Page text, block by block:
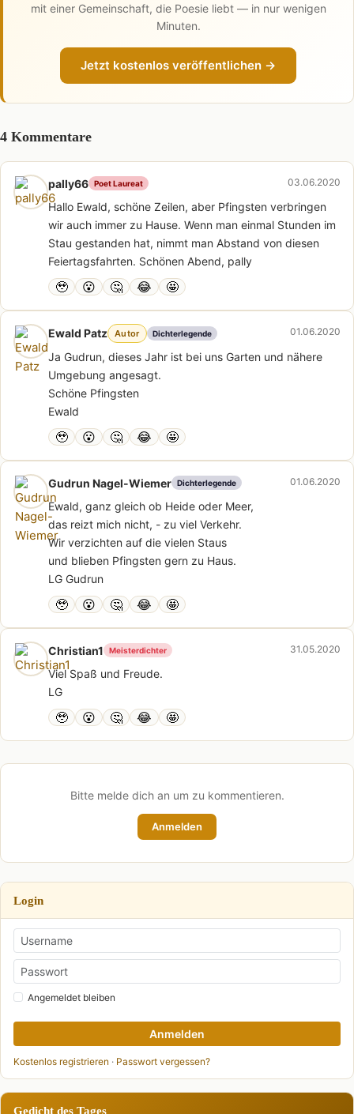
mit einer Gemeinschaft, die Poesie liebt — in nur wenigen
Minuten.
Jetzt kostenlos veröffentlichen →
4 Kommentare
pally66 Poet Laureat 03.06.2020
Hallo Ewald, schöne Zeilen, aber Pfingsten verbringen
wir auch immer zu Hause. Wenn man einmal Stunden im
Stau gestanden hat, nimmt man Abstand von diesen
Feiertagsfahrten. Schönen Abend, pally
🥹 😮 🤔 😂 🤩
Ewald Patz Autor Dichterlegende 01.06.2020
Ja Gudrun, dieses Jahr ist bei uns Garten und nähere
Umgebung angesagt.
Schöne Pfingsten
Ewald
🥹 😮 🤔 😂 🤩
Gudrun Nagel-Wiemer Dichterlegende 01.06.2020
Ewald, ganz gleich ob Heide oder Meer,
das reizt mich nicht, - zu viel Verkehr.
Wir verzichten auf die vielen Staus
und blieben Pfingsten gern zu Haus.
LG Gudrun
🥹 😮 🤔 😂 🤩
Christian1 Meisterdichter 31.05.2020
Viel Spaß und Freude.
LG
🥹 😮 🤔 😂 🤩
Bitte melde dich an um zu kommentieren.
Anmelden
Login
Angemeldet bleiben
Anmelden
Kostenlos registrieren · Passwort vergessen?
Gedicht des Tages